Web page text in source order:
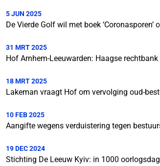
5 JUN 2025
De Vierde Golf wil met boek
31 MRT 2025
Hof Arnhem-Leeuwarden: Haagse
18 MRT 2025
Lakeman vraagt Hof om vervolging oud-
10 FEB 2025
Aangifte wegens verduistering tegen
19 DEC 2024
Stichting De Leeuw Kyiv: in 1000